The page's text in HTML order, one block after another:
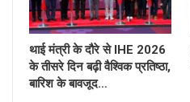
थाई मंत्री के दौरे से IHE 2026
के तीसरे दिन बढ़ी वैश्विक प्रतिष्ठा,
बारिश के बावजूद…